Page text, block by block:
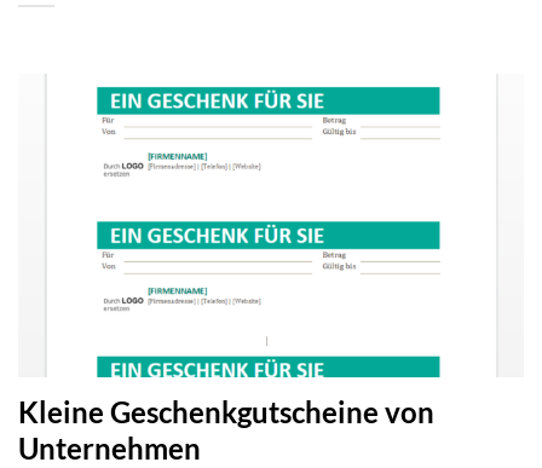
Kleine Geschenkgutscheine von
Unternehmen